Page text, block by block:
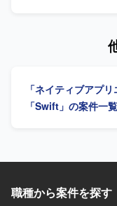
アプリや位置情報
いただける可能性がありま
iOS（iPhone）向け
検討している環境で
開発に関連する各
す。関係者とコミ
ーザビリティを意
iOS/Androidいずれ
向けモバイルアプリ
開発が想定されます
「ネイティブアプ
「Swift」の案件一覧
職種から案件を探す